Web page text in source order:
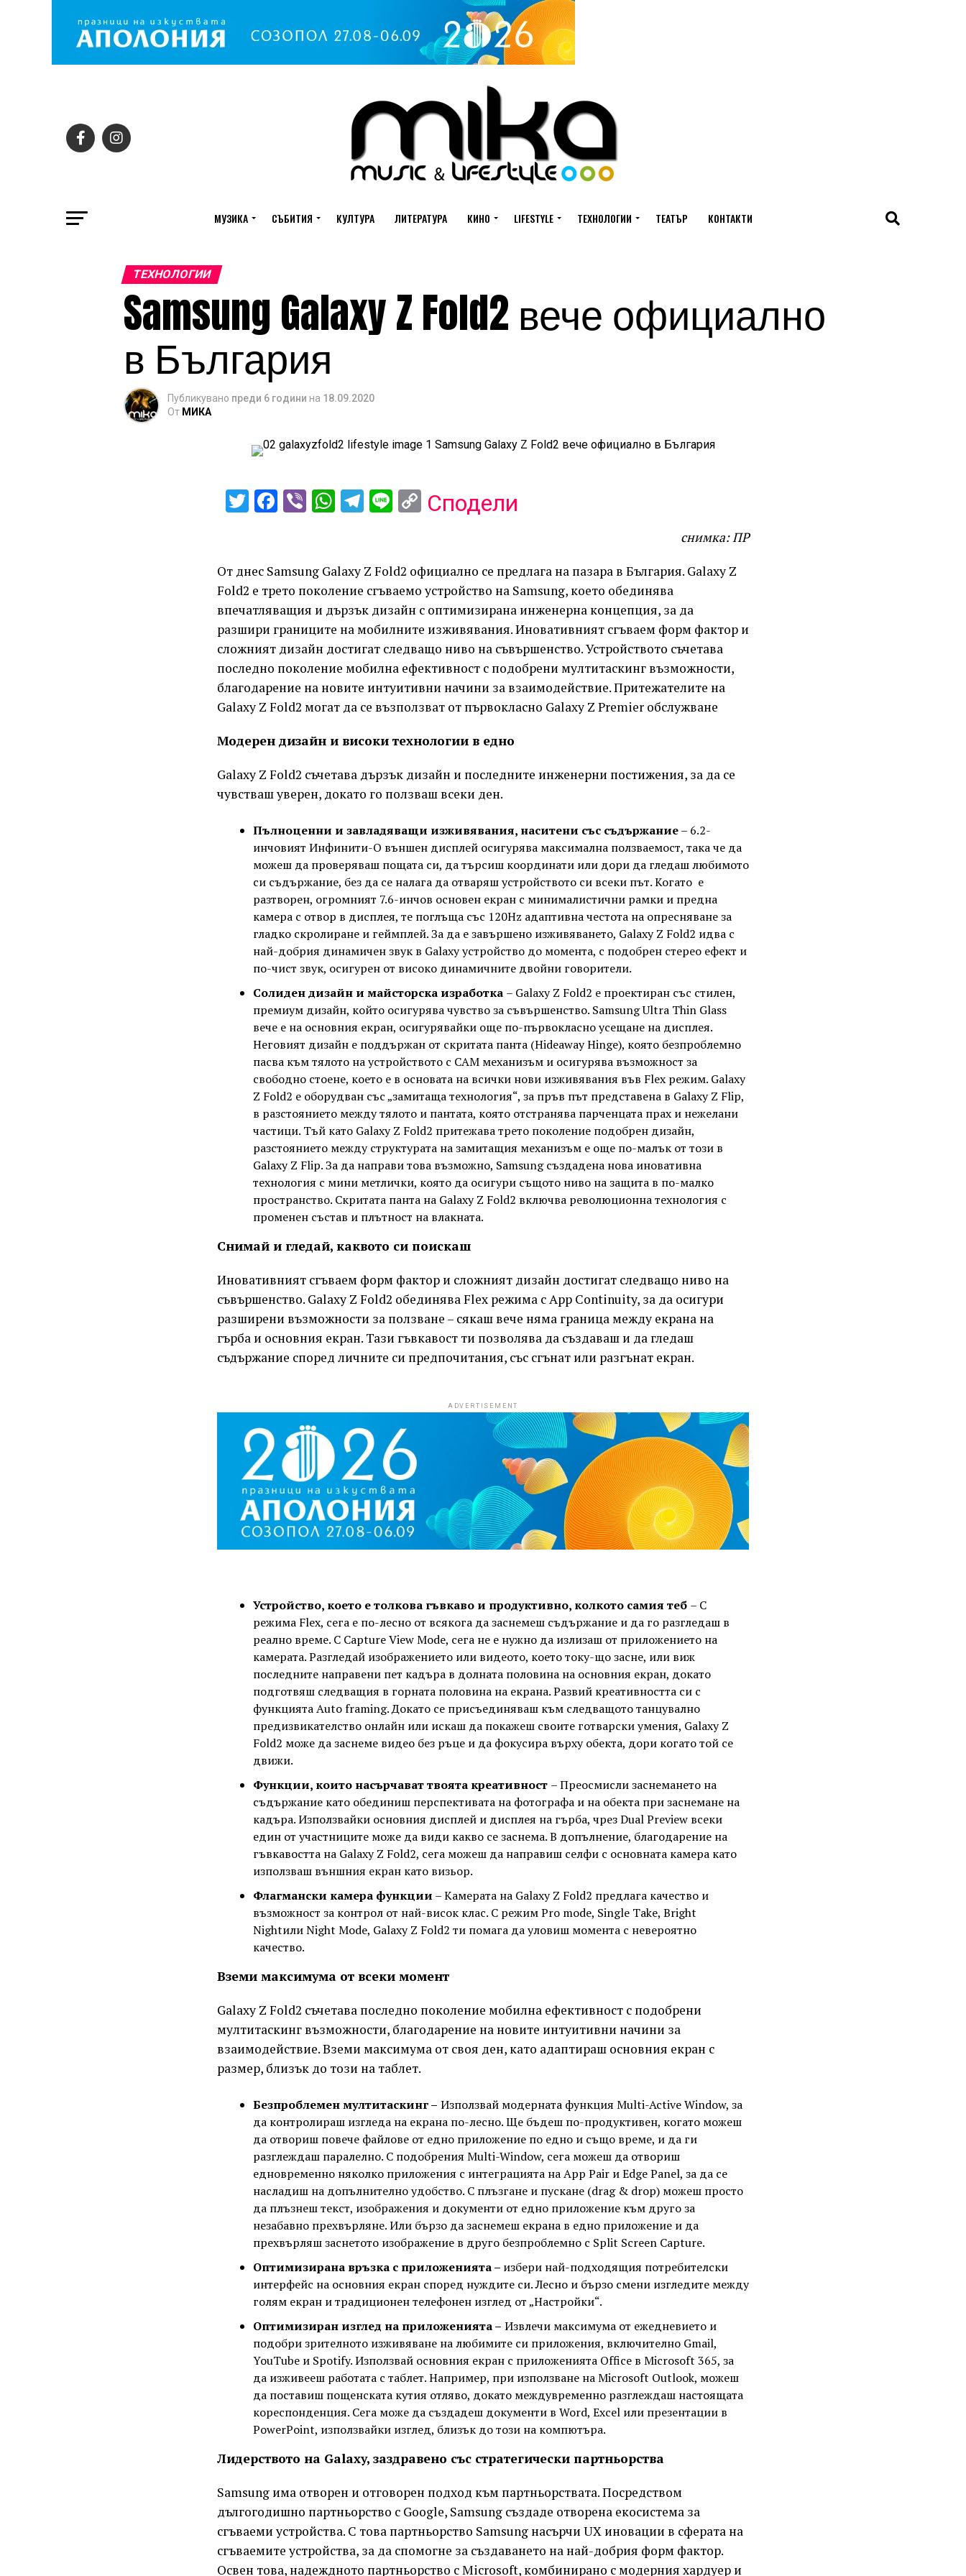
МУЗИКА СЪБИТИЯ КУЛТУРА ЛИТЕРАТУРА КИНО LIFESTYLE ТЕХНОЛОГИИ ТЕАТЪР КОНТАКТИ
TЕХНОЛОГИИ
Samsung Galaxy Z Fold2 вече официално
в България
Публикувано преди 6 години на 18.09.2020
От МИКА
Twitter
Facebook
ViberWhatsApp
Telegram
LineCopy
Сподели
снимка: ПР
От днес Samsung Galaxy Z Fold2 официално се предлага на пазара в България. Galaxy Z
Fold2 е трето поколение сгъваемо устройство на Samsung, което обединява
впечатляващия и дързък дизайн с оптимизирана инженерна концепция, за да
разшири границите на мобилните изживявания. Иновативният сгъваем форм фактор и
сложният дизайн достигат следващо ниво на съвършенство. Устройството съчетава
последно поколение мобилна ефективност с подобрени мултитаскинг възможности,
благодарение на новите интуитивни начини за взаимодействие. Притежателите на
Galaxy Z Fold2 могат да се възползват от първокласно Galaxy Z Premier обслужване
Модерен дизайн и високи технологии в едно
Galaxy Z Fold2 съчетава дързък дизайн и последните инженерни постижения, за да се
чувстваш уверен, докато го ползваш всеки ден.
Пълноценни и завладяващи изживявания, наситени със съдържание– 6.2-
инчовият Инфинити-O външен дисплей осигурява максимална ползваемост, така че да
можеш да проверяваш пощата си, да търсиш координати или дори да гледаш любимото
си съдържание, без да се налага да отваряш устройството си всеки път. Когато е
разтворен, огромният 7.6-инчов основен екран с минималистични рамки и предна
камера с отвор в дисплея, те поглъща със 120Hz адаптивна честота на опресняване за
гладко скролиране и геймплей. За да е завършено изживяването, Galaxy Z Fold2 идва с
най-добрия динамичен звук в Galaxy устройство до момента, с подобрен стерео ефект и
по-чист звук, осигурен от високо динамичните двойни говорители.
Солиден дизайн и майсторска изработка – Galaxy Z Fold2 е проектиран със стилен,
премиум дизайн, който осигурява чувство за съвършенство. Samsung Ultra Thin Glass
вече е на основния екран, осигурявайки още по-първокласно усещане на дисплея.
Неговият дизайн е поддържан от скритата панта (Hideaway Hinge), която безпроблемно
пасва към тялото на устройството с CAM механизъм и осигурява възможност за
свободно стоене, което е в основата на всички нови изживявания във Flex режим. Galaxy
Z Fold2 е оборудван със „замитаща технология“, за пръв път представена в Galaxy Z Flip,
в разстоянието между тялото и пантата, която отстранява парченцата прах и нежелани
частици. Тъй като Galaxy Z Fold2 притежава трето поколение подобрен дизайн,
разстоянието между структурата на замитащия механизъм е още по-малък от този в
Galaxy Z Flip. За да направи това възможно, Samsung създадена нова иновативна
технология с мини метлички, която да осигури същото ниво на защита в по-малко
пространство. Скритата панта на Galaxy Z Fold2 включва революционна технология с
променен състав и плътност на влакната.
Снимай и гледай, каквото си поискаш
Иновативният сгъваем форм фактор и сложният дизайн достигат следващо ниво на
съвършенство. Galaxy Z Fold2 обединява Flex режима с App Continuity, за да осигури
разширени възможности за ползване – сякаш вече няма граница между екрана на
гърба и основния екран. Тази гъвкавост ти позволява да създаваш и да гледаш
съдържание според личните си предпочитания, със сгънат или разгънат екран.
ADVERTISEMENT
Устройство, което е толкова гъвкаво и продуктивно, колкото самия теб – С
режима Flex, сега е по-лесно от всякога да заснемеш съдържание и да го разгледаш в
реално време. С Capture View Mode, сега не е нужно да излизаш от приложението на
камерата. Разгледай изображението или видеото, което току-що засне, или виж
последните направени пет кадъра в долната половина на основния екран, докато
подготвяш следващия в горната половина на екрана. Развий креативността си с
функцията Auto framing. Докато се присъединяваш към следващото танцувално
предизвикателство онлайн или искаш да покажеш своите готварски умения, Galaxy Z
Fold2 може да заснеме видео без ръце и да фокусира върху обекта, дори когато той се
движи.
Функции, които насърчават твоята креативност – Преосмисли заснемането на
съдържание като обединиш перспективата на фотографа и на обекта при заснемане на
кадъра. Използвайки основния дисплей и дисплея на гърба, чрез Dual Preview всеки
един от участниците може да види какво се заснема. В допълнение, благодарение на
гъвкавостта на Galaxy Z Fold2, сега можеш да направиш селфи с основната камера като
използваш външния екран като визьор.
Флагмански камера функции – Камерата на Galaxy Z Fold2 предлага качество и
възможност за контрол от най-висок клас. С режим Pro mode, Single Take, Bright
Nightили Night Mode, Galaxy Z Fold2 ти помага да уловиш момента с невероятно
качество.
Вземи максимума от всеки момент
Galaxy Z Fold2 съчетава последно поколение мобилна ефективност с подобрени
мултитаскинг възможности, благодарение на новите интуитивни начини за
взаимодействие. Вземи максимума от своя ден, като адаптираш основния екран с
размер, близък до този на таблет.
Безпроблемен мултитаскинг – Използвай модерната функция Multi-Active Window, за
да контролираш изгледа на екрана по-лесно. Ще бъдеш по-продуктивен, когато можеш
да отвориш повече файлове от едно приложение по едно и също време, и да ги
разглеждаш паралелно. С подобрения Multi-Window, сега можеш да отвориш
едновременно няколко приложения с интеграцията на App Pair и Edge Panel, за да се
насладиш на допълнително удобство. С плъзгане и пускане (drag & drop) можеш просто
да плъзнеш текст, изображения и документи от едно приложение към друго за
незабавно прехвърляне. Или бързо да заснемеш екрана в едно приложение и да
прехвърляш заснетото изображение в друго безпроблемно с Split Screen Capture.
Оптимизирана връзка с приложенията – избери най-подходящия потребителски
интерфейс на основния екран според нуждите си. Лесно и бързо смени изгледите между
голям екран и традиционен телефонен изглед от „Настройки“.
Оптимизиран изглед на приложенията – Извлечи максимума от ежедневието и
подобри зрителното изживяване на любимите си приложения, включително Gmail,
YouTube и Spotify. Използвай основния екран с приложенията Office в Microsoft 365, за
да изживееш работата с таблет. Например, при използване на Microsoft Outlook, можеш
да поставиш пощенската кутия отляво, докато междувременно разглеждаш настоящата
кореспонденция. Сега може да създадеш документи в Word, Excel или презентации в
PowerPoint, използвайки изглед, близък до този на компютъра.
Лидерството на Galaxy, заздравено със стратегически партньорства
Samsung има отворен и отговорен подход към партньорствата. Посредством
дългогодишно партньорство с Google, Samsung създаде отворена екосистема за
сгъваеми устройства. С това партньорство Samsung насърчи UX иновации в сферата на
сгъваемите устройства, за да спомогне за създаването на най-добрия форм фактор.
Освен това, надеждното партньорство с Microsoft, комбинирано с модерния хардуер и